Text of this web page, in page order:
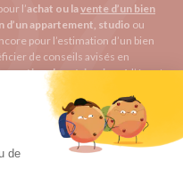
l’achat ou lavente d’un bien
d’un appartement, studio ou
pour l’estimation d’un bien
de conseils avisés en
gestion de patrimoine. A l’écoute
Strasbourg
répondant à vos exigences.
20